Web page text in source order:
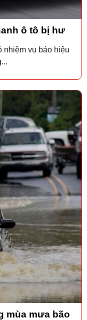
ô tô bị hư
nhiệm vụ báo hiệu
mùa mưa bão